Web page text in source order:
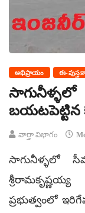
అభిప్రాయం ఈ-
బయటపెట్టిన
వార్తా విభాగం
సాగునీళ్ళలో
ప్రభుత్వంలో